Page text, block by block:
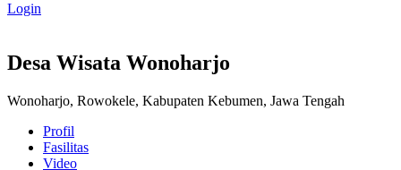
Login
Desa Wisata Wonoharjo
Wonoharjo, Rowokele, Kabupaten Kebumen, Jawa Tengah
Profil
Fasilitas
Video